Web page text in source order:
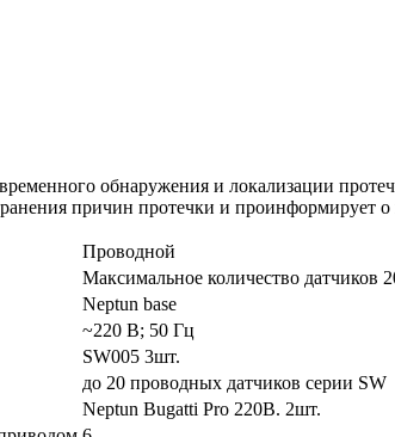
обнаружения и локализации
причин протечки и проинформирует
Проводной
Максимальное количество датчиков
Neptun base
~220 В; 50 Гц
SW005 3шт.
до 20 проводных датчиков серии SW
Neptun Bugatti Pro 220В. 2шт.